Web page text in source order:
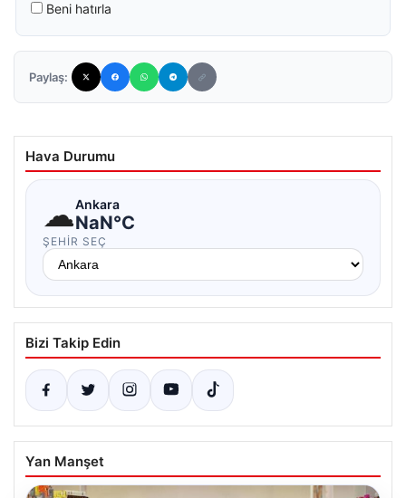
Beni hatırla
Paylaş:
Hava Durumu
☁Ankara
NaN°C
ŞEHIR SEÇ
Bizi Takip Edin
Yan Manşet